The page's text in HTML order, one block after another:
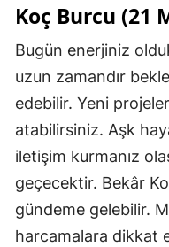
Koç Burcu (21
Bugün enerjiniz
uzun zamandır
edebilir. Yeni
atabilirsiniz. Aşk
iletişim kurmanız
geçecektir. Bekâr
gündeme gelebilir.
harcamalara dikkat